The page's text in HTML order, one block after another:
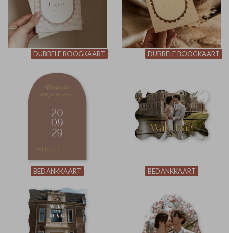
DUBBELE BOOGKAART DUBBELE BOOGKAART
BEDANKKAART BEDANKKAART